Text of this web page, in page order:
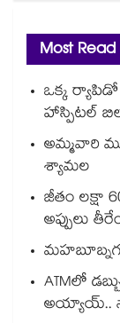
Most
ఒక్క ర్యాపిడో
హాస్పిటల్
అమ్మవారి
శ్యామల
జీతం లక్షా
అప్పులు
ATMలో
అయ్యాయ్..